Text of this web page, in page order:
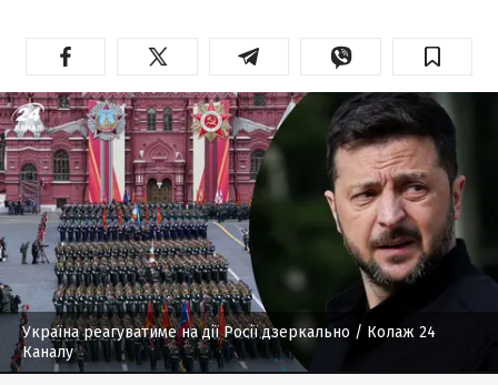
Україна реагуватиме на дії Росії дзеркально / Колаж 24
Каналу